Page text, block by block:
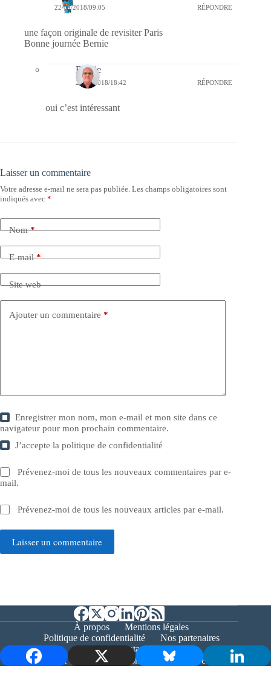
22/09/2018/09:05 RÉPONDRE
une façon originale de revisiter Paris
Bonne journée Bernie
Bernie
23/09/2018/18:42 RÉPONDRE
oui c’est intéressant
Laisser un commentaire
Votre adresse e-mail ne sera pas publiée. Les champs obligatoires sont
indiqués avec *
Nom*
E-mail*
Site web
Ajouter un commentaire *
Enregistrer mon nom, mon e-mail et mon site dans ce
navigateur pour mon prochain commentaire.
J’accepte lapolitique de confidentialité
Prévenez-moi de tous les nouveaux commentaires par e-
mail.
Prévenez-moi de tous les nouveaux articles par e-mail.
Laisser un commentaire
À propos
Mentions légales
Politique de confidentialité
Nos partenaires
Contact
Copyright © 2026 - Bernieshoot.fr Journal Web